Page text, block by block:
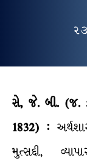
સે, જે.બી. (જ.
1832) :
મુત્સદ્દી,